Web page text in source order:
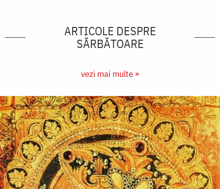
ARTICOLE DESPRE
SĂRBĂTOARE
vezi mai multe »